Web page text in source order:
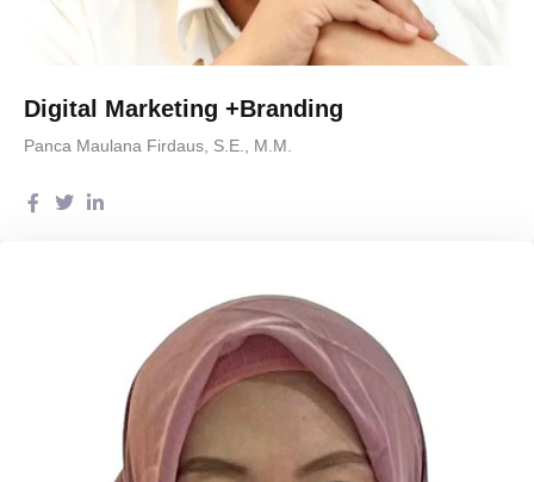
Digital Marketing +Branding
Panca Maulana Firdaus, S.E., M.M.